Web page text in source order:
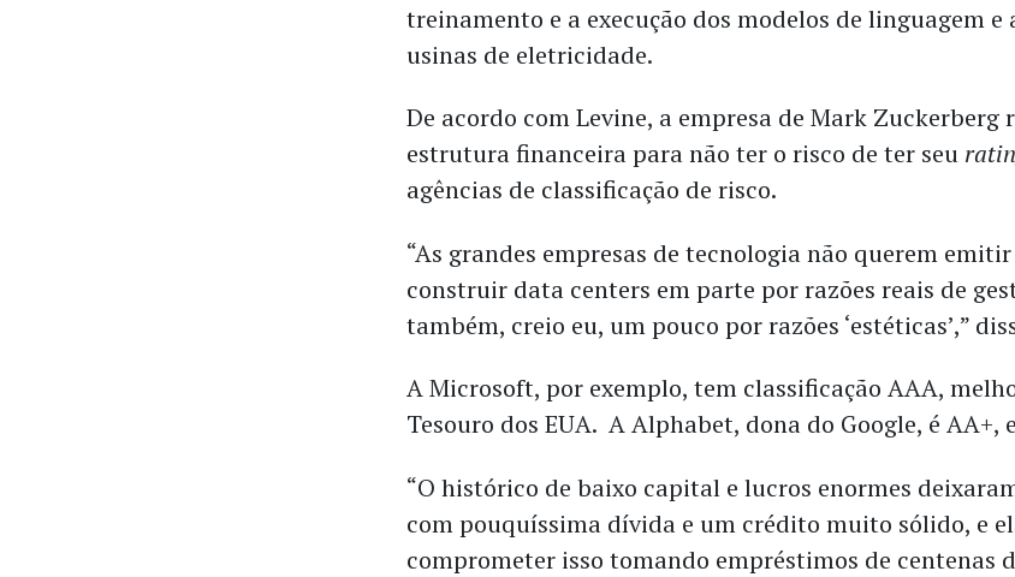
treinamento e a execução dos modelos de linguagem e
usinas de eletricidade.
De acordo com Levine, a empresa de Mark Zuckerberg
estrutura financeira para não ter o risco de ter seu
agências de classificação de risco.
“As grandes empresas de tecnologia não querem
construir data centers em parte por razões reais de
também, creio eu, um pouco por razões ‘estéticas’,”
A Microsoft, por exemplo, tem classificação AAA,
Tesouro dos EUA. A Alphabet, dona do Google, é AA+,
“O histórico de baixo capital e lucros enormes
com pouquíssima dívida e um crédito muito sólido, e
comprometer isso tomando empréstimos de centenas